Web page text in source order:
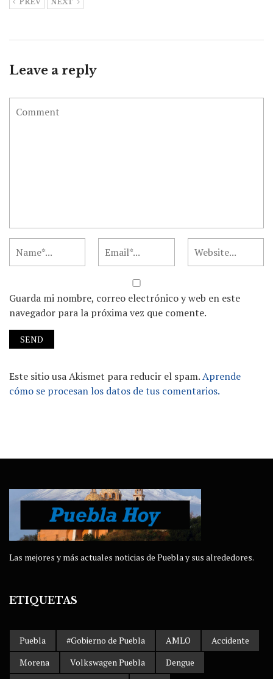
PREV NEXT
Leave a reply
Guarda mi nombre, correo electrónico y web en este
navegador para la próxima vez que comente.
Este sitio usa Akismet para reducir el spam.Aprende
cómo se procesan los datos de tus comentarios.
Las mejores y más actuales noticias de Puebla y sus alrededores.
ETIQUETAS
Puebla #Gobierno de Puebla AMLO
Accidente
Morena
Volkswagen Puebla
Dengue